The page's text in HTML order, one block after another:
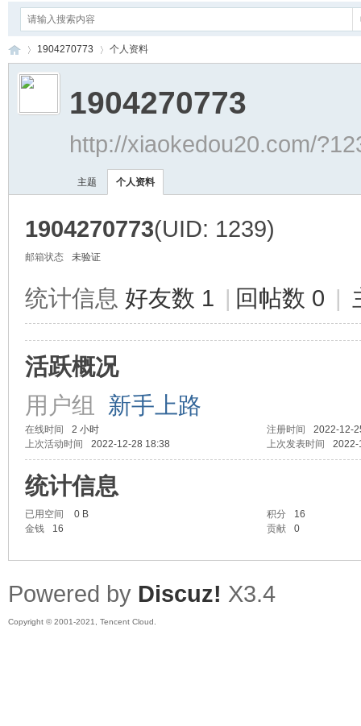
›
1904270773 个人资料
1904270773
http://xiaokedou20.com/
主题 个人资料
1904270773(UID: 1239)
邮箱状态 未验证
统计信息 好友数 1 | 回帖数 0 |
活跃概况
用户组 新手上路
在线时间 2 小时 注册时间
2022-12-
上次活动时间
2022-12-28 18:38 上次发表时间 2022-
统计信息
已用空间 0 B 积分
16
金钱
16 贡献 0
Powered by Discuz! X3.4
Copyright © 2001-2021, Tencent Cloud.